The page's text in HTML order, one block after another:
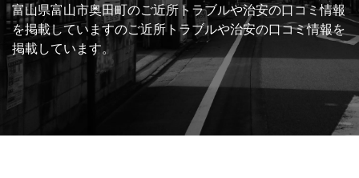
富山県富山市奥田町のご近所トラブルや治安の口コミ情報
を掲載していますのご近所トラブルや治安の口コミ情報を
掲載しています。